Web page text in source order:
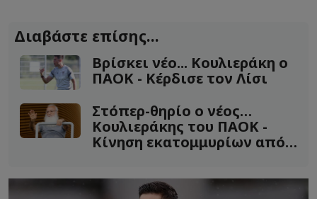
Διαβάστε επίσης...
Βρίσκει νέο... Κουλιεράκη ο
ΠΑΟΚ - Κέρδισε τον Λίσι
Στόπερ-θηρίο ο νέος…
Κουλιεράκης του ΠΑΟΚ -
Κίνηση εκατομμυρίων από